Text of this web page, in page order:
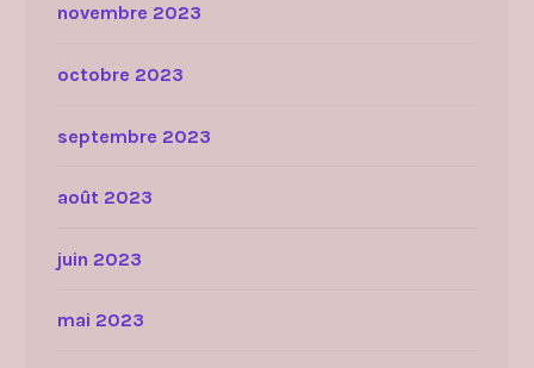
novembre 2023
octobre 2023
septembre 2023
août 2023
juin 2023
mai 2023